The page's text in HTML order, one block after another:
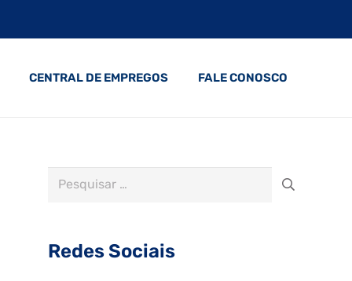
CENTRAL DE EMPREGOS FALE CONOSCO
Pesquisar
Redes Sociais